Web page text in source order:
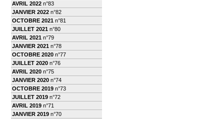
AVRIL 2022 n°83
JANVIER 2022 n°82
OCTOBRE 2021 n°81
JUILLET 2021 n°80
AVRIL 2021 n°79
JANVIER 2021 n°78
OCTOBRE 2020 n°77
JUILLET 2020 n°76
AVRIL 2020 n°75
JANVIER 2020 n°74
OCTOBRE 2019 n°73
JUILLET 2019 n°72
AVRIL 2019 n°71
JANVIER 2019 n°70